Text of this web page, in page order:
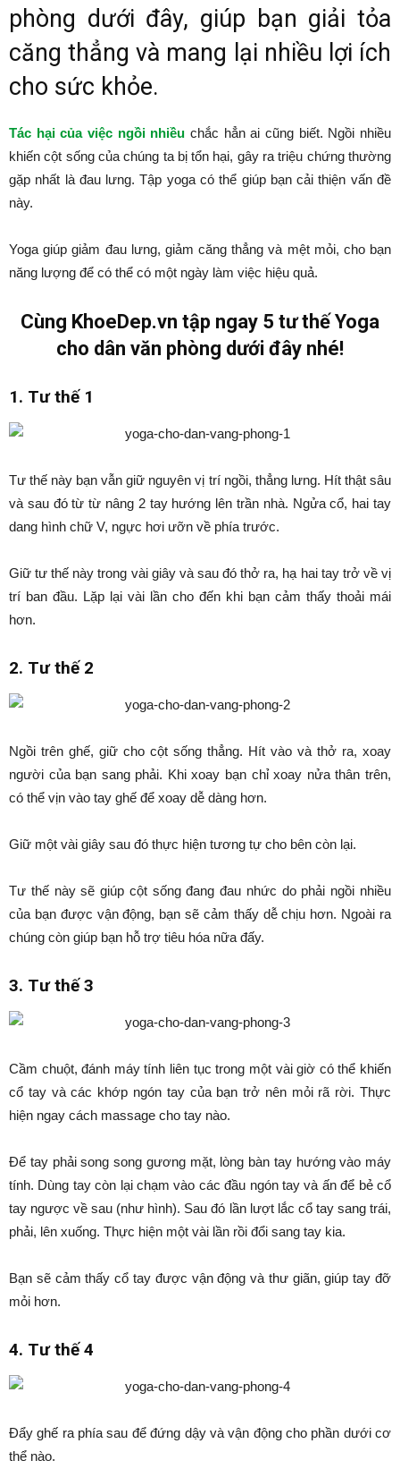
phòng dưới đây, giúp bạn giải tỏa
căng thẳng và mang lại nhiều lợi ích
cho sức khỏe.
Tác hại của việc ngồi nhiều chắc hẳn ai cũng biết. Ngồi nhiều
khiến cột sống của chúng ta bị tổn hại, gây ra triệu chứng thường
gặp nhất là đau lưng. Tập yoga có thể giúp bạn cải thiện vấn đề
này.
Yoga giúp giảm đau lưng, giảm căng thẳng và mệt mỏi, cho bạn
năng lượng để có thể có một ngày làm việc hiệu quả.
Cùng KhoeDep.vn tập ngay 5 tư thế Yoga
cho dân văn phòng dưới đây nhé!
1. Tư thế 1
Tư thế này bạn vẫn giữ nguyên vị trí ngồi, thẳng lưng. Hít thật sâu
và sau đó từ từ nâng 2 tay hướng lên trần nhà. Ngửa cổ, hai tay
dang hình chữ V, ngực hơi ưỡn về phía trước.
Giữ tư thế này trong vài giây và sau đó thở ra, hạ hai tay trở về vị
trí ban đầu. Lặp lại vài lần cho đến khi bạn cảm thấy thoải mái
hơn.
2. Tư thế 2
Ngồi trên ghế, giữ cho cột sống thẳng. Hít vào và thở ra, xoay
người của bạn sang phải. Khi xoay bạn chỉ xoay nửa thân trên,
có thể vịn vào tay ghế để xoay dễ dàng hơn.
Giữ một vài giây sau đó thực hiện tương tự cho bên còn lại.
Tư thế này sẽ giúp cột sống đang đau nhức do phải ngồi nhiều
của bạn được vận động, bạn sẽ cảm thấy dễ chịu hơn. Ngoài ra
chúng còn giúp bạn hỗ trợ tiêu hóa nữa đấy.
3. Tư thế 3
Cầm chuột, đánh máy tính liên tục trong một vài giờ có thể khiến
cổ tay và các khớp ngón tay của bạn trở nên mỏi rã rời. Thực
hiện ngay cách massage cho tay nào.
Để tay phải song song gương mặt, lòng bàn tay hướng vào máy
tính. Dùng tay còn lại chạm vào các đầu ngón tay và ấn để bẻ cổ
tay ngược về sau (như hình). Sau đó lần lượt lắc cổ tay sang trái,
phải, lên xuống. Thực hiện một vài lần rồi đổi sang tay kia.
Bạn sẽ cảm thấy cổ tay được vận động và thư giãn, giúp tay đỡ
mỏi hơn.
4. Tư thế 4
Đẩy ghế ra phía sau để đứng dậy và vận động cho phần dưới cơ
thể nào.